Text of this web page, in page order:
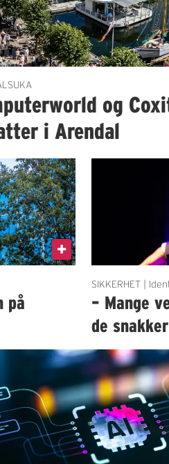
og
i Arendal
på
SIKKERHET |
– Mange
de